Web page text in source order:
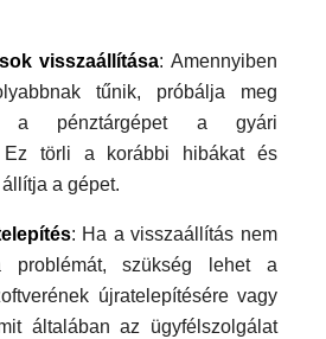
visszaállítása: Amennyiben
tűnik, próbálja meg
a pénztárgépet a gyári
Ez törli a korábbi hibákat és
a gépet.
: Ha a visszaállítás nem
szükség lehet a
újratelepítésére vagy
általában az ügyfélszolgálat